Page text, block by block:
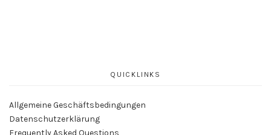
QUICKLINKS
Allgemeine Geschäftsbedingungen
Datenschutzerklärung
Frequently Asked Questions